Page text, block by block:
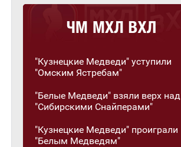
"Кузнецкие Медведи" уступили
"Омским Ястребам"
"Белые Медведи" взяли верх над
"Сибирскими Снайперами"
"Кузнецкие Медведи" проиграли
"Белым Медведям"